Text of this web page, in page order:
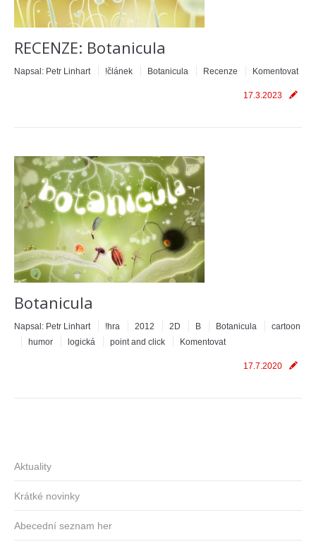
RECENZE: Botanicula
Napsal: Petr Linhart !článek Botanicula Recenze Komentovat
17.3.2023
Botanicula
Napsal: Petr Linhart !hra 2012 2D B Botanicula
cartoon
humor
logická point and click Komentovat
17.7.2020
Aktuality
Krátké novinky
Abecední seznam her